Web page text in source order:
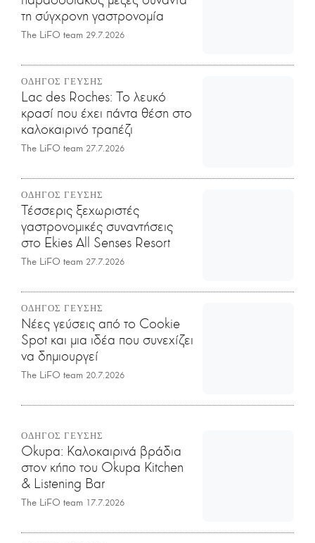
τη σύγχρονη γαστρονομία
The LiFO team 29.7.2026
ΟΔΗΓΟΣ ΓΕΥΣΗΣ
Lac des Roches: Το λευκό
κρασί που έχει πάντα θέση στο
καλοκαιρινό τραπέζι
The LiFO team 27.7.2026
ΟΔΗΓΟΣ ΓΕΥΣΗΣ
Τέσσερις ξεχωριστές
γαστρονομικές συναντήσεις
στο Ekies All Senses Resort
The LiFO team 27.7.2026
ΟΔΗΓΟΣ ΓΕΥΣΗΣ
Νέες γεύσεις από το Cookie
Spot και μια ιδέα που συνεχίζει
να δημιουργεί
The LiFO team 20.7.2026
ΟΔΗΓΟΣ ΓΕΥΣΗΣ
Okupa: Καλοκαιρινά βράδια
στον κήπο του Okupa Kitchen
& Listening Bar
The LiFO team 17.7.2026